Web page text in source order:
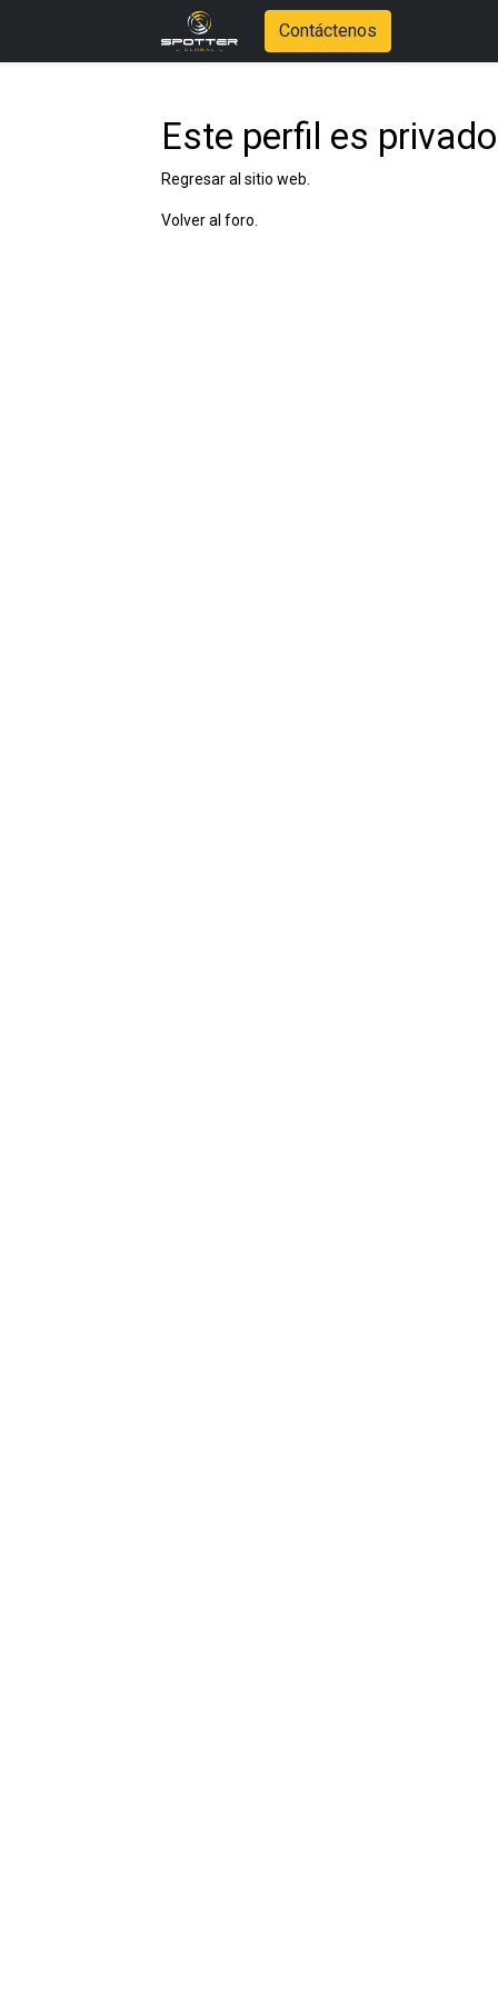
Contáctenos
Este perfil es privado
Regresar al sitio web.
Volver al foro.